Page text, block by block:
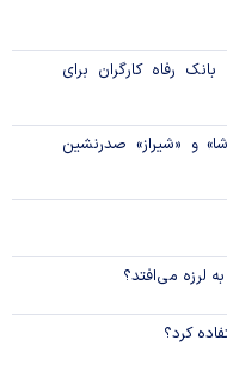
رفاه کارگران برای
و «شیراز» صدرنشین
لرزه می‌افتد؟
کرد؟